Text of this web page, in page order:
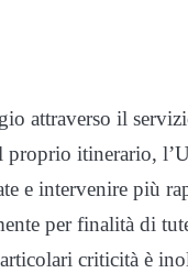
attraverso il
proprio itinerario,
e intervenire più
per finalità di
criticità è